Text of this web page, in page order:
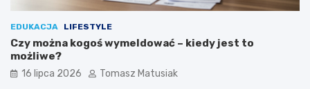
EDUKACJA LIFESTYLE
Czy można kogoś wymeldować – kiedy jest to
możliwe?
16 lipca 2026 Tomasz Matusiak